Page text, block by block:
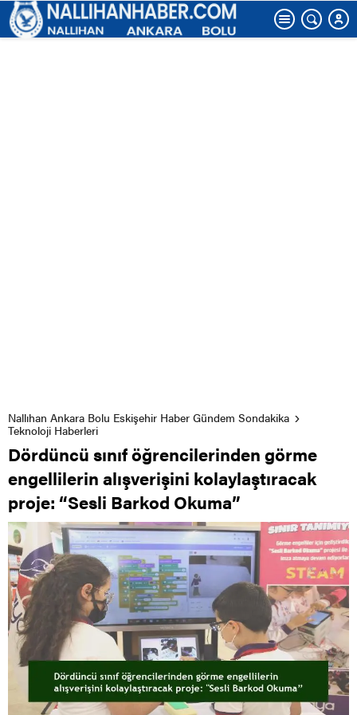
Nallıhan Ankara Bolu Eskişehir Haber Gündem Sondakika
Teknoloji Haberleri
Dördüncü sınıf öğrencilerinden görme
engellilerin alışverişini kolaylaştıracak
proje: “Sesli Barkod Okuma”